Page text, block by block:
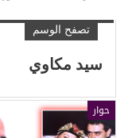
تصفح الوسم
سيد مكاوي
حوار